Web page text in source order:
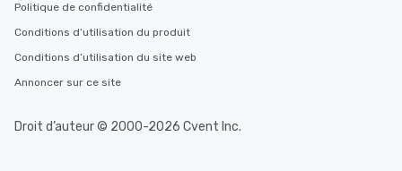
Politique de confidentialité
Conditions d’utilisation du produit
Conditions d’utilisation du site web
Annoncer sur ce site
Droit d’auteur © 2000-2026 Cvent Inc.